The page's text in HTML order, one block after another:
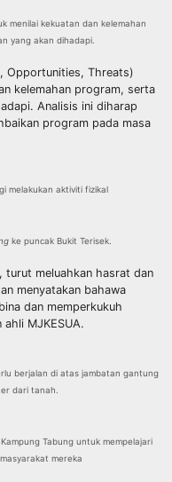
menilai kekuatan dan kelemahan
yang akan dihadapi.
Opportunities, Threats)
kelemahan program, serta
Analisis ini diharap
program pada masa
melakukan aktiviti fizikal
ke puncak Bukit Terisek.
turut meluahkan hasrat dan
menyatakan bahawa
dan memperkukuh
MJKESUA.
berjalan di atas jambatan gantung
dari tanah.
Tabung untuk mempelajari
mereka